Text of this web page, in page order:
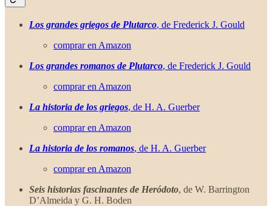
Los grandes griegos de Plutarco, de Frederick J. Gould
comprar en Amazon
Los grandes romanos de Plutarco, de Frederick J. Gould
comprar en Amazon
La historia de los griegos, de H. A. Guerber
comprar en Amazon
La historia de los romanos, de H. A. Guerber
comprar en Amazon
Seis historias fascinantes de Heródoto, de W. Barrington
D’Almeida y G. H. Boden